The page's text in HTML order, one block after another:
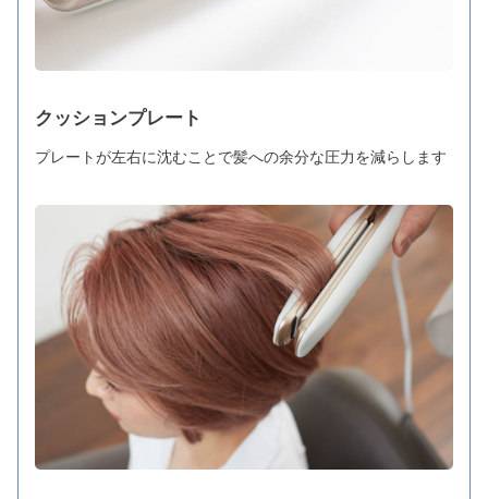
クッションプレート
プレートが左右に沈むことで髪への余分な圧力を減らします